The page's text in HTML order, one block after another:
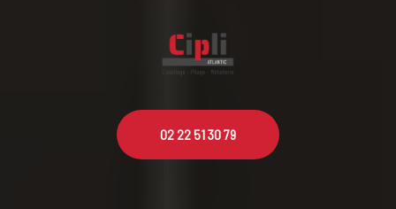
02 22 51 30 79